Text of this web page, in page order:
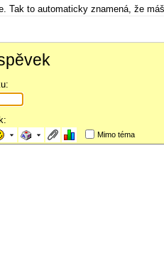
Tak to automaticky znamená, že
Mimo téma